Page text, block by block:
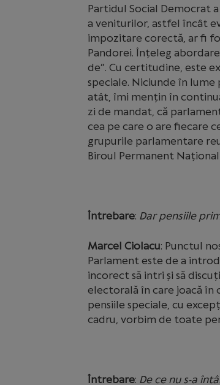
Partidul Social Democrat
a veniturilor, astfel încât
impozitare corectă, ar fi
Pandorei. Înțeleg
de”. Cu certitudine, este
speciale. Niciunde în
atât, îmi mențin în
zi de mandat, că
cea pe care o are fiecare
grupurile parlamentare
Biroul Permanent
Întrebare: Dar pensiile
Marcel Ciolacu: Punctul
Parlament este de a
incorect să intri și să
electorală în care joacă în
pensiile speciale, cu
cadru, vorbim de toate
Întrebare: De ce nu s-a